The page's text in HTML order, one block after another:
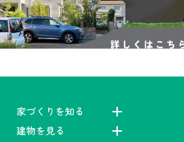
家づくりを知る
建物を見る